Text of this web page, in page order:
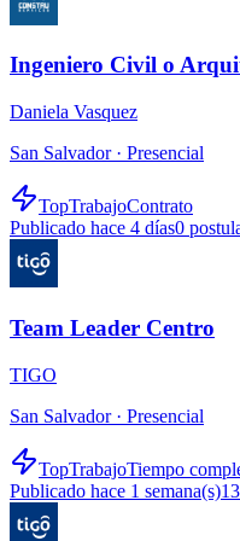
Ingeniero Civil o
Daniela Vasquez
San Salvador · Presencial
TopTrabajoContrato
Publicado hace 4 días0
Team Leader Centro
TIGO
San Salvador · Presencial
TopTrabajoTiempo
Publicado hace 1 semana(s)13